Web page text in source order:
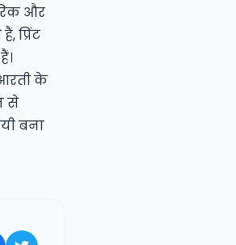
और
प्रिंट
के
से
बना